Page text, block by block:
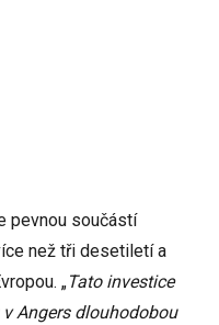
pevnou součástí
než tři desetiletí a
„Tato investice
Angers dlouhodobou